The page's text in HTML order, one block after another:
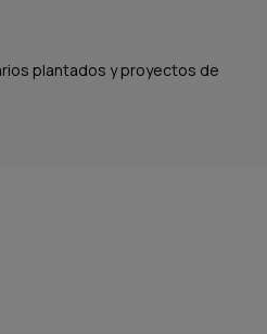
plantados y proyectos de